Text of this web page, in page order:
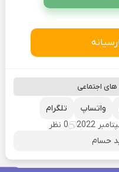
های اجتماعی
تلگرام واتساپ
0 نظر
حسام